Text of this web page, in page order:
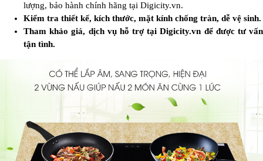
lượng, bảo hành chính hãng tại Digicity.vn.
Kiểm tra thiết kế, kích thước, mặt kính chống tràn, dễ vệ sinh.
Tham khảo giá, dịch vụ hỗ trợ tại Digicity.vn để được tư vấn
tận tình.